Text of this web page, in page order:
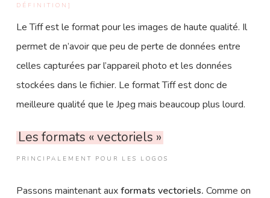
DÉFINITION]
Le Tiff est le format pour les images de haute qualité. Il
permet de n’avoir que peu de perte de données entre
celles capturées par l’appareil photo et les données
stockées dans le fichier. Le format Tiff est donc de
meilleure qualité que le Jpeg mais beaucoup plus lourd.
Les formats « vectoriels »
PRINCIPALEMENT POUR LES LOGOS
Passons maintenant auxformats vectoriels. Comme on